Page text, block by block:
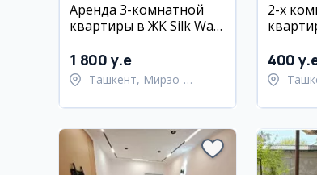
Аренда 3-комнатной
квартиры в ЖК Silk Way,
район
1 800 y.e
Ташкент, Мирзо-
2-х
400